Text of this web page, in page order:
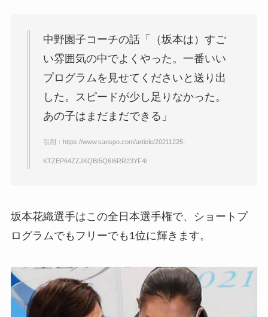
中野園子コーチの話「（坂本は）すご
い雰囲気の中でよくやった。一番いい
プログラムを見せてくださいと送り出
した。スピードが少し足りなかった。
あの子はまだまだできる」
引用：https://www.sanspo.com/article/20211225-
KTZEP64ZZJKQBI5Q6I6RR23YF4/
坂本花織選手はこの全日本選手権で、ショートプ
ログラムでもフリーでも1位に輝きます。